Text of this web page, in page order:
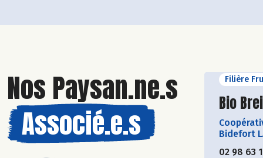
Nos Paysan.ne.s
Associé.e.s
Filière
Bio
Bidefort
02 98 63